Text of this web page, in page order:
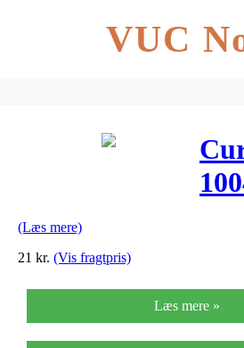
VUC
(Læs mere)
21 kr. (Vis fragtpris)
Læs mere »